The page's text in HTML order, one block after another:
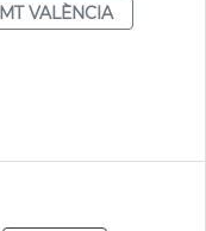
VALÈNCIA